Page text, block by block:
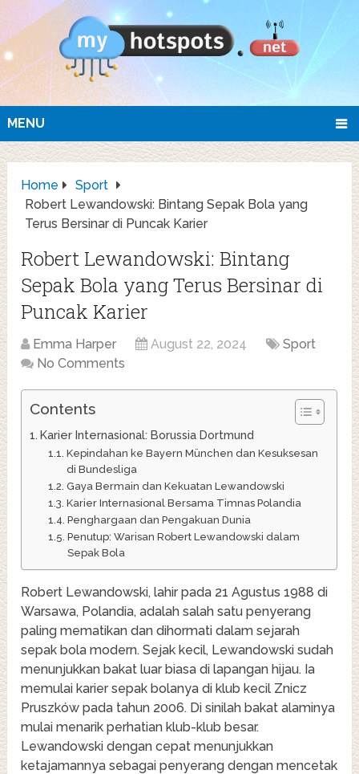
MENU
Home
Sport
Robert Lewandowski: Bintang Sepak Bola yang
Terus Bersinar di Puncak Karier
Robert Lewandowski: Bintang
Sepak Bola yang Terus Bersinar di
Puncak Karier
Emma Harper August 22, 2024
Sport
No Comments
Contents
Karier Internasional: Borussia Dortmund
Kepindahan ke Bayern München dan Kesuksesan
di Bundesliga
Gaya Bermain dan Kekuatan Lewandowski
Karier Internasional Bersama Timnas Polandia
Penghargaan dan Pengakuan Dunia
Penutup: Warisan Robert Lewandowski dalam
Sepak Bola
Robert Lewandowski, lahir pada 21 Agustus 1988 di
Warsawa, Polandia, adalah salah satu penyerang
paling mematikan dan dihormati dalam sejarah
sepak bola modern. Sejak kecil, Lewandowski sudah
menunjukkan bakat luar biasa di lapangan hijau. Ia
memulai karier sepak bolanya di klub kecil Znicz
Pruszków pada tahun 2006. Di sinilah bakat alaminya
mulai menarik perhatian klub-klub besar.
Lewandowski dengan cepat menunjukkan
ketajamannya sebagai penyerang dengan mencetak